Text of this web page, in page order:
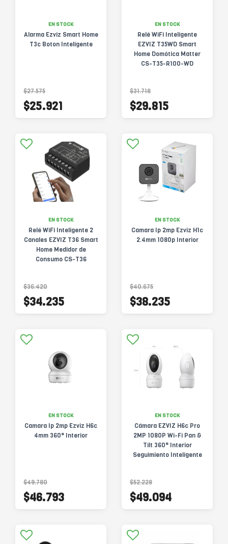
EN STOCK
Alarma Ezviz Smart Home
T3c Boton Inteligente
$27.575
$25.921
EN STOCK
Relé WiFi Inteligente
EZVIZ T35WD Smart
Home Domótica Matter
CS-T35-R100-WD
$31.718
$29.815
EN STOCK
Relé WiFi Inteligente 2
Canales EZVIZ T36 Smart
Home Medidor de
Consumo CS-T36
$36.420
$34.235
EN STOCK
Camara Ip 2mp Ezviz H1c
2.4mm 1080p Interior
$40.675
$38.235
EN STOCK
Camara Ip 2mp Ezviz H6c
4mm 360° Interior
$49.780
$46.793
EN STOCK
Cámara EZVIZ H6c Pro
2MP 1080P Wi-Fi Pan &
Tilt 360° Interior
Seguimiento Inteligente
$52.228
$49.094